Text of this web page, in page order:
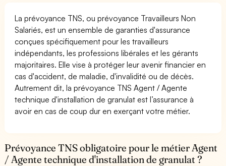
La prévoyance TNS, ou prévoyance Travailleurs Non
Salariés, est un ensemble de garanties d'assurance
conçues spécifiquement pour les travailleurs
indépendants, les professions libérales et les gérants
majoritaires. Elle vise à protéger leur avenir financier en
cas d'accident, de maladie, d'invalidité ou de décès.
Autrement dit, la prévoyance TNS Agent / Agente
technique d'installation de granulat est l’assurance à
avoir en cas de coup dur en exerçant votre métier.
Prévoyance TNS obligatoire pour le métier Agent
/ Agente technique d'installation de granulat ?